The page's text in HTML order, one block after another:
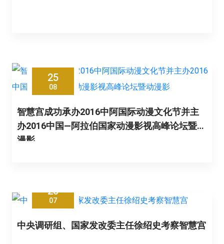
25
08
智慧宫成功承办2016中阿国际动漫文化节并主
办2016中国—阿拉伯国家动漫影视高峰论坛暨动
漫影
20
07
中央调研组、国家发改委主任徐绍史考察智慧宫